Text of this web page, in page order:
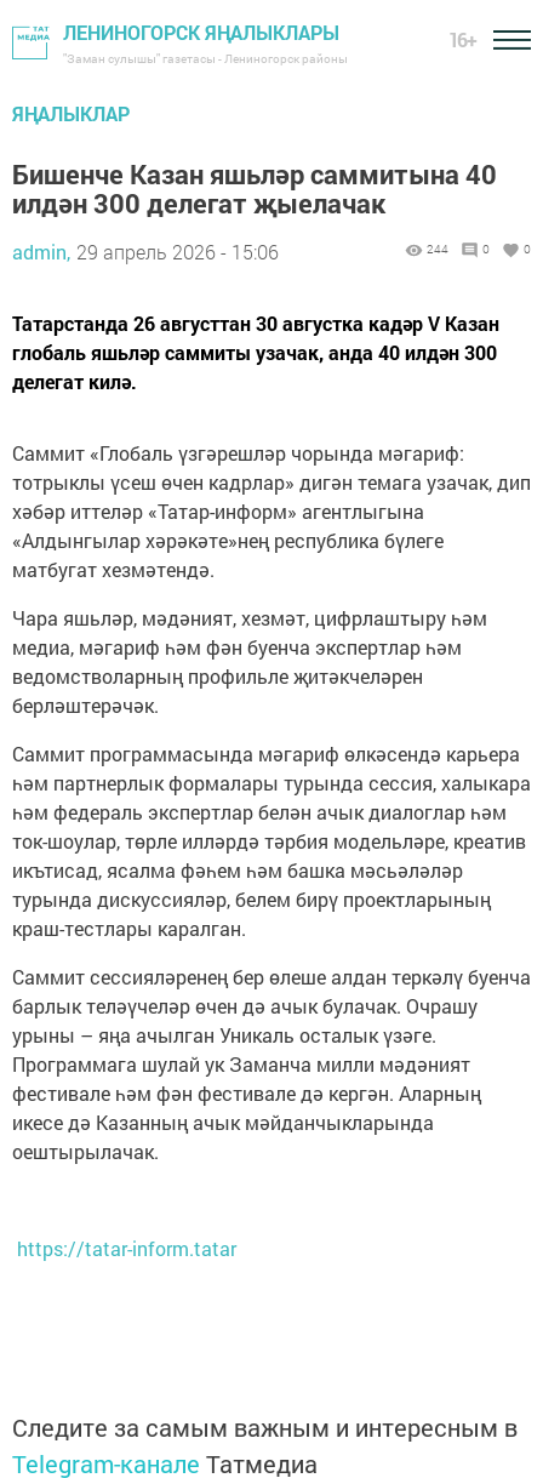
ЛЕНИНОГОРСК ЯҢАЛЫКЛАРЫ
"Заман сулышы" газетасы - Лениногорск районы
16+
ЯҢАЛЫКЛАР
Бишенче Казан яшьләр саммитына 40
илдән 300 делегат җыелачак
admin, 29 апрель 2026 - 15:06 244 0 0
Татарстанда 26 августтан 30 августка кадәр V Казан
глобаль яшьләр саммиты узачак, анда 40 илдән 300
делегат килә.
Саммит «Глобаль үзгәрешләр чорында мәгариф:
тотрыклы үсеш өчен кадрлар» дигән темага узачак, дип
хәбәр иттеләр «Татар-информ» агентлыгына
«Алдынгылар хәрәкәте»нең республика бүлеге
матбугат хезмәтендә.
Чара яшьләр, мәдәният, хезмәт, цифрлаштыру һәм
медиа, мәгариф һәм фән буенча экспертлар һәм
ведомстволарның профильле җитәкчеләрен
берләштерәчәк.
Саммит программасында мәгариф өлкәсендә карьера
һәм партнерлык формалары турында сессия, халыкара
һәм федераль экспертлар белән ачык диалоглар һәм
ток-шоулар, төрле илләрдә тәрбия модельләре, креатив
икътисад, ясалма фәһем һәм башка мәсьәләләр
турында дискуссияләр, белем бирү проектларының
краш-тестлары каралган.
Саммит сессияләренең бер өлеше алдан теркәлү буенча
барлык теләүчеләр өчен дә ачык булачак. Очрашу
урыны – яңа ачылган Уникаль осталык үзәге.
Программага шулай ук Заманча милли мәдәният
фестивале һәм фән фестивале дә кергән. Аларның
икесе дә Казанның ачык мәйданчыкларында
оештырылачак.
https://tatar-inform.tatar
Следите за самым важным и интересным в
Telegram-канале Татмедиа